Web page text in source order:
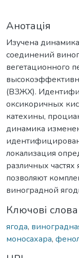
Анотація
Изучена
соединений
вегетационного
(ВЗЖХ).
оксикоричных
катехины,
динамика
локализация
различных
позволяют
виноградной
Ключові слова
ягода,
моносахара,